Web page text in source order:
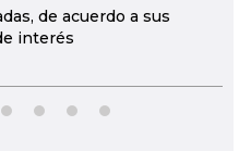
de acuerdo a sus
interés